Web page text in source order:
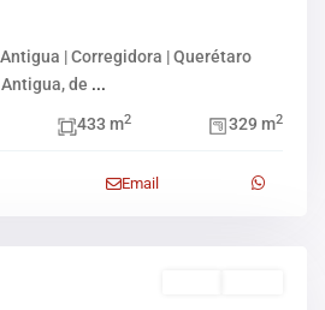
| Corregidora | Querétaro
de ...
433 m2 329 m2
Email